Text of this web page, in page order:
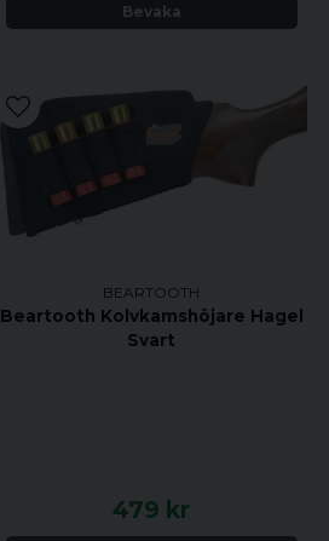
Bevaka
BEARTOOTH
Beartooth Kolvkamshöjare Hagel
Svart
479 kr